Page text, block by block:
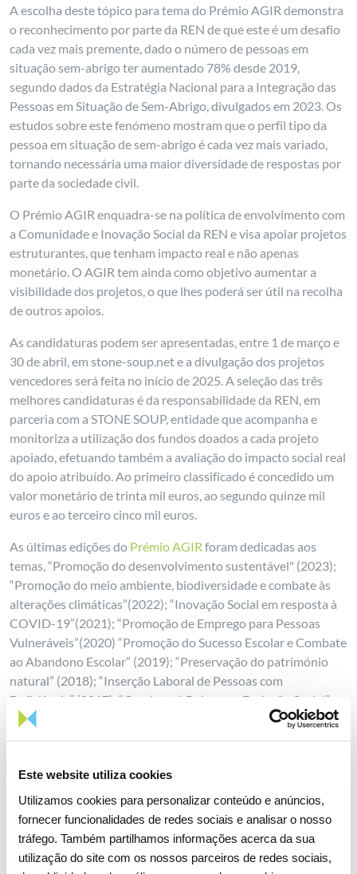
Este website utiliza cookies
Utilizamos cookies para personalizar conteúdo e anúncios,
fornecer funcionalidades de redes sociais e analisar o nosso
tráfego. Também partilhamos informações acerca da sua
utilização do site com os nossos parceiros de redes sociais,
A escolha deste tópico para tema do Prémio AGIR demonstra
o reconhecimento por parte da REN de que este é um desafio
cada vez mais premente, dado o número de pessoas em
situação sem-abrigo ter aumentado 78% desde 2019,
segundo dados da Estratégia Nacional para a Integração das
Pessoas em Situação de Sem-Abrigo, divulgados em 2023. Os
estudos sobre este fenómeno mostram que o perfil tipo da
pessoa em situação de sem-abrigo é cada vez mais variado,
tornando necessária uma maior diversidade de respostas por
parte da sociedade civil.
O Prémio AGIR enquadra-se na política de envolvimento com
a Comunidade e Inovação Social da REN e visa apoiar projetos
estruturantes, que tenham impacto real e não apenas
monetário. O AGIR tem ainda como objetivo aumentar a
visibilidade dos projetos, o que lhes poderá ser útil na recolha
de outros apoios.
As candidaturas podem ser apresentadas, entre 1 de março e
30 de abril, em stone-soup.net e a divulgação dos projetos
vencedores será feita no início de 2025. A seleção das três
melhores candidaturas é da responsabilidade da REN, em
parceria com a STONE SOUP, entidade que acompanha e
monitoriza a utilização dos fundos doados a cada projeto
apoiado, efetuando também a avaliação do impacto social real
do apoio atribuído. Ao primeiro classificado é concedido um
valor monetário de trinta mil euros, ao segundo quinze mil
euros e ao terceiro cinco mil euros.
As últimas edições do Prémio AGIR foram dedicadas aos
temas, “Promoção do desenvolvimento sustentável" (2023);
“Promoção do meio ambiente, biodiversidade e combate às
alterações climáticas”(2022); “Inovação Social em resposta à
COVID-19”(2021); “Promoção de Emprego para Pessoas
Vulneráveis”(2020) “Promoção do Sucesso Escolar e Combate
ao Abandono Escolar” (2019); “Preservação do património
natural” (2018); “Inserção Laboral de Pessoas com
Deficiência” (2017); “Combate à Pobreza e Exclusão Social”
(2016); “Envelhecimento Ativo” (2015) e “Criação de
Emprego” (2014).
Partilhar notícia